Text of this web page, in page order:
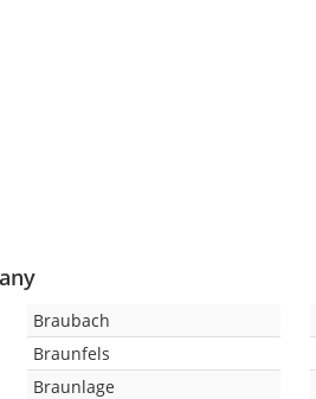
Braubach
Braunfels
Braunlage